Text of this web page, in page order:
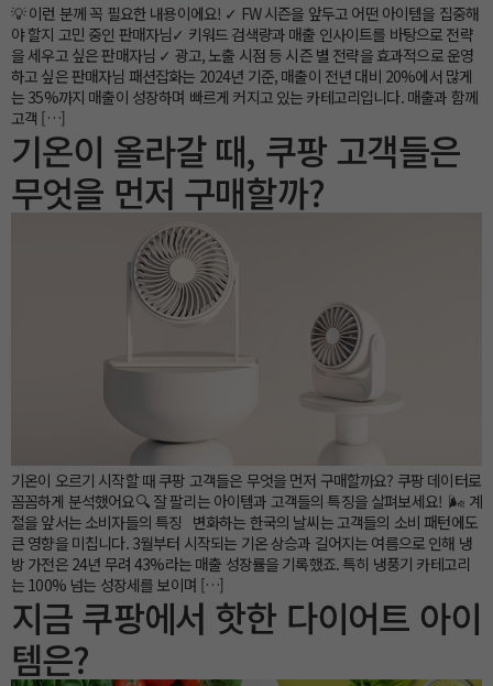
💡 이런 분께 꼭 필요한 내용이에요! ✓ FW 시즌을 앞두고 어떤 아이템을 집중해
야 할지 고민 중인 판매자님✓ 키워드 검색량과 매출 인사이트를 바탕으로 전략
을 세우고 싶은 판매자님 ✓ 광고, 노출 시점 등 시즌 별 전략을 효과적으로 운영
하고 싶은 판매자님 패션잡화는 2024년 기준, 매출이 전년 대비 20%에서 많게
는 35%까지 매출이 성장하며 빠르게 커지고 있는 카테고리입니다. 매출과 함께
고객 […]
기온이 올라갈 때, 쿠팡 고객들은
무엇을 먼저 구매할까?
기온이 오르기 시작할 때 쿠팡 고객들은 무엇을 먼저 구매할까요? 쿠팡 데이터로
꼼꼼하게 분석했어요🔍 잘 팔리는 아이템과 고객들의 특징을 살펴보세요! 🌬️ 계
절을 앞서는 소비자들의 특징 변화하는 한국의 날씨는 고객들의 소비 패턴에도
큰 영향을 미칩니다. 3월부터 시작되는 기온 상승과 길어지는 여름으로 인해 냉
방 가전은 24년 무려 43%라는 매출 성장률을 기록했죠. 특히 냉풍기 카테고리
는 100% 넘는 성장세를 보이며 […]
지금 쿠팡에서 핫한 다이어트 아이
템은?